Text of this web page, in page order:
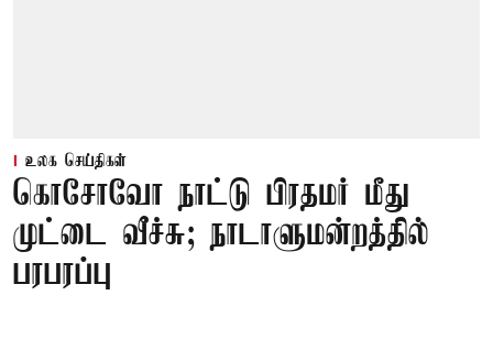
உலக செய்திகள்
கொசோவோ நாட்டு பிரதமர் மீது
முட்டை வீச்சு; நாடாளுமன்றத்தில்
பரபரப்பு